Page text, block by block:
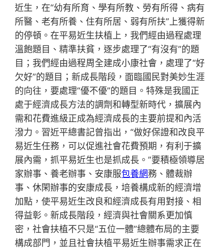
近生，在“幼有所育、學有所教、勞有所得、病有
所醫、老有所養、住有所居、弱有所扶”上獲得新
的停頓。在平易近生扶植上，我們經由過程處理
溫飽題目、精準扶貧，逐步處理了“有沒有”的題
目；我們經由過程周全建成小康社會，處理了“好
欠好”的題目；新成長階段，面臨國民對美妙生涯
的向往，要處理“優不優”的題目。特殊是我國正
處于經濟成長方法的調劑和轉型新時代，擴展內
需和花費進級正成為經濟成長的主要前提和內活
潑力。習近平總書記曾指出，“做好保證和改良平
易近生任務，可以促進社會花費預期，有利于擴
展內需，抓平易近生也是抓成長。”要積極領導居
家辦事、養老辦事、安康服包養網務、體裁辦
事、休閑辦事的安康成長，培養構成新的經濟增
加點，使平易近生改良和經濟成長有用對接、相
得益彰。新成長階段，經濟與社會關系更加慎
密，社會扶植不只是“五位一體”總體布局的主要
構成部門，並且社會扶植平易近生辦事需求正在